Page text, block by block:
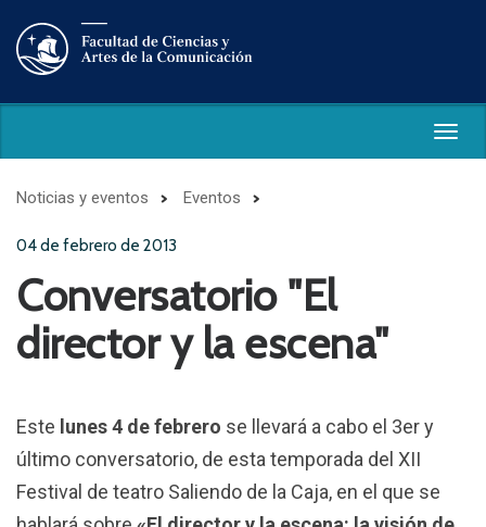
Noticias y eventos Eventos
04 de febrero de 2013
Conversatorio "El
director y la escena"
Este lunes 4 de febrero se llevará a cabo el 3er y
último conversatorio, de esta temporada del XII
Festival de teatro Saliendo de la Caja, en el que se